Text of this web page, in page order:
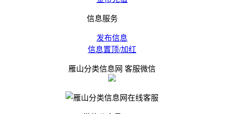
信息服务
发布信息
信息置顶/加红
雁山分类信息网 客服微信